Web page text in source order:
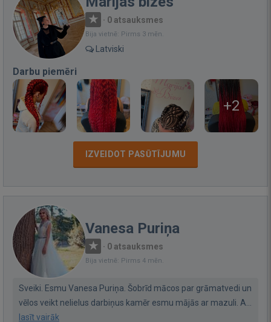
· 0 atsauksmes
Bija vietnē: Pirms 3 mēn.
Latviski
Darbu piemēri
+2
IZVEIDOT PASŪTĪJUMU
Vanesa Puriņa
· 0 atsauksmes
Bija vietnē: Pirms 4 mēn.
Sveiki. Esmu Vanesa Puriņa. Šobrīd mācos par grāmatvedi un
vēlos veikt nelielus darbiņus kamēr esmu mājās ar mazuli. A...
lasīt vairāk